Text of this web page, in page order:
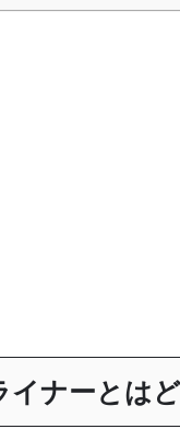
イナーとは